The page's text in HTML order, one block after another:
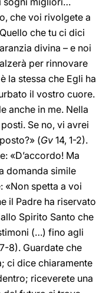
che voi rivolgete a
che tu ci dici
divina – e noi
per rinnovare
la stessa che Egli ha
il vostro cuore.
anche in me. Nella
Se no, vi avrei
(Gv 14, 1-2).
«D’accordo! Ma
domanda simile
«Non spetta a voi
il Padre ha riservato
Spirito Santo che
(…) fino agli
8). Guardate che
ci dice chiaramente
riceverete una